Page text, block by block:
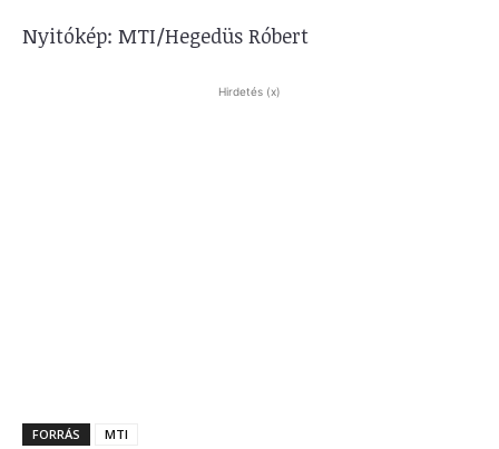
Nyitókép: MTI/Hegedüs Róbert
Hirdetés (x)
FORRÁS
MTI